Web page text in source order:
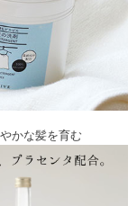
かな髪を育む